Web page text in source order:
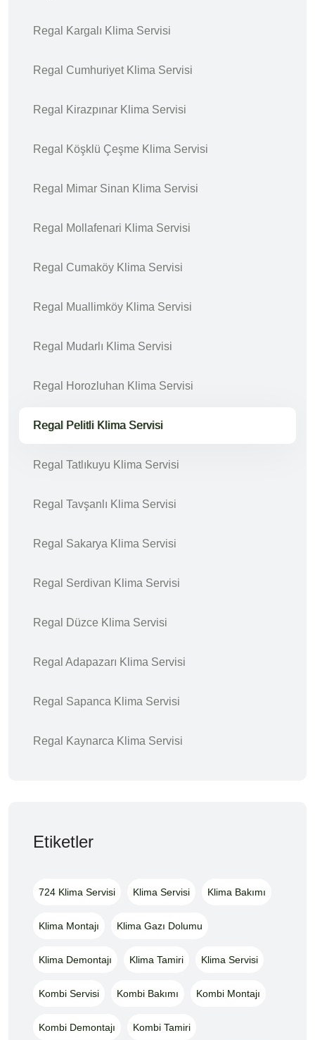
Regal Kargalı Klima Servisi
Regal Cumhuriyet Klima Servisi
Regal Kirazpınar Klima Servisi
Regal Köşklü Çeşme Klima Servisi
Regal Mimar Sinan Klima Servisi
Regal Mollafenari Klima Servisi
Regal Cumaköy Klima Servisi
Regal Muallimköy Klima Servisi
Regal Mudarlı Klima Servisi
Regal Horozluhan Klima Servisi
Regal Pelitli Klima Servisi
Regal Tatlıkuyu Klima Servisi
Regal Tavşanlı Klima Servisi
Regal Sakarya Klima Servisi
Regal Serdivan Klima Servisi
Regal Düzce Klima Servisi
Regal Adapazarı Klima Servisi
Regal Sapanca Klima Servisi
Regal Kaynarca Klima Servisi
Etiketler
724 Klima Servisi Klima Servisi Klima Bakımı
Klima Montajı Klima Gazı Dolumu
Klima Demontajı Klima Tamiri Klima Servisi
Kombi Servisi Kombi Bakımı Kombi Montajı
Kombi Demontajı Kombi Tamiri